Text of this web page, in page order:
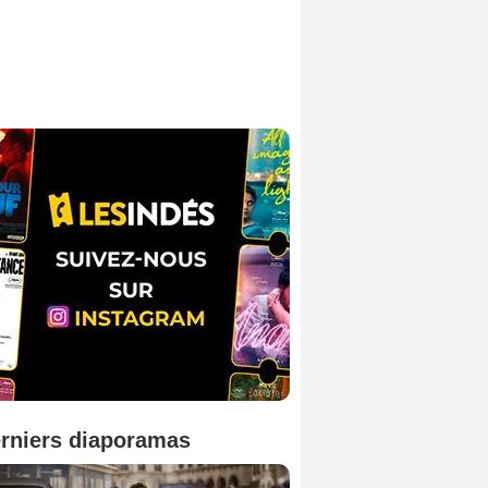
diaporamas